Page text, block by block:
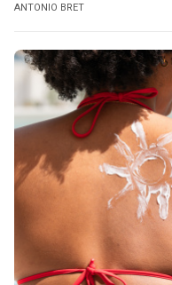
ANTONIO BRET